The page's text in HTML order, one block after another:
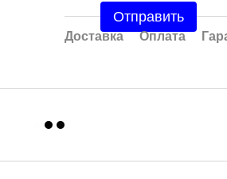
Отправить
Доставка Оплата